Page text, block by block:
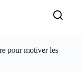
pour motiver les